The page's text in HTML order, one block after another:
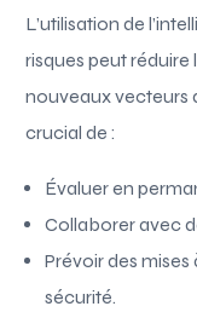
L’utilisation de
risques peut
nouveaux vecteurs
crucial de :
Évaluer en
Collaborer avec
Prévoir des
sécurité.